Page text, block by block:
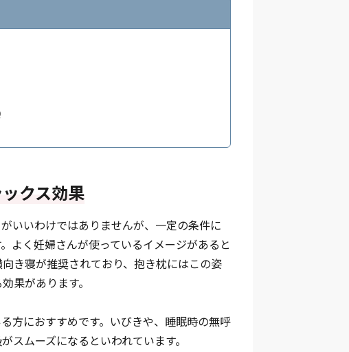
クス効果
いいわけではありませんが、一定の条件に
よく妊婦さんが使っているイメージがあると
き寝が推奨されており、抱き枕にはこの姿
果があります。
方におすすめです。いびきや、睡眠時の無呼
スムーズになるといわれています。